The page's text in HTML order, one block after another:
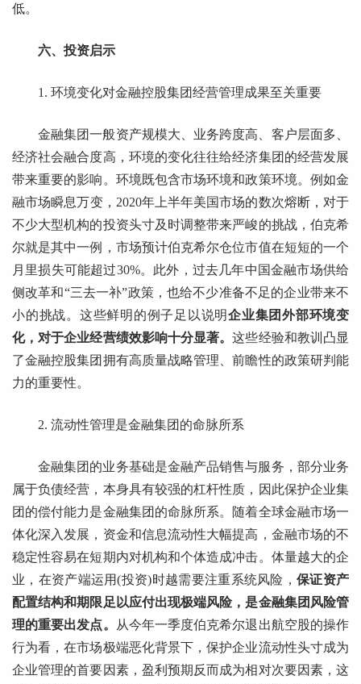
低。
六、投资启示
1. 环境变化对金融控股集团经营管理成果至关重要
金融集团一般资产规模大、业务跨度高、客户层面多、
经济社会融合度高，环境的变化往往给经济集团的经营发展
带来重要的影响。环境既包含市场环境和政策环境。例如金
融市场瞬息万变，2020年上半年美国市场的数次熔断，对于
不少大型机构的投资头寸及时调整带来严峻的挑战，伯克希
尔就是其中一例，市场预计伯克希尔仓位市值在短短的一个
月里损失可能超过30%。此外，过去几年中国金融市场供给
侧改革和“三去一补”政策，也给不少准备不足的企业带来不
小的挑战。这些鲜明的例子足以说明企业集团外部环境变
化，对于企业经营绩效影响十分显著。这些经验和教训凸显
了金融控股集团拥有高质量战略管理、前瞻性的政策研判能
力的重要性。
2. 流动性管理是金融集团的命脉所系
金融集团的业务基础是金融产品销售与服务，部分业务
属于负债经营，本身具有较强的杠杆性质，因此保护企业集
团的偿付能力是金融集团的命脉所系。随着全球金融市场一
体化深入发展，资金和信息流动性大幅提高，金融市场的不
稳定性容易在短期内对机构和个体造成冲击。体量越大的企
业，在资产端运用(投资)时越需要注重系统风险，保证资产
配置结构和期限足以应付出现极端风险，是金融集团风险管
理的重要出发点。
从今年一季度伯克希尔退出航空股的操作
行为看，在市场极端恶化背景下，保护企业流动性头寸成为
企业管理的首要因素，盈利预期反而成为相对次要因素，这